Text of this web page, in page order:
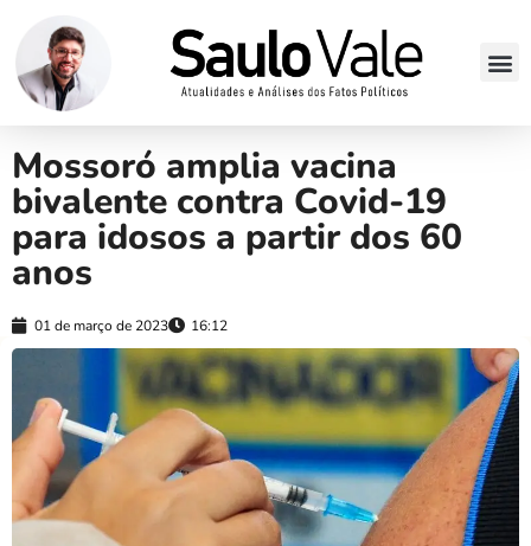
Mossoró amplia vacina
bivalente contra Covid-19
para idosos a partir dos 60
anos
01 de março de 2023 16:12